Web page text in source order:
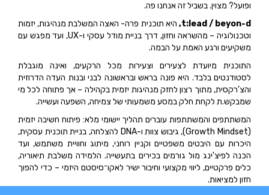
ופועל? מצוין. בשביל זה אנחנו פה.
t:lead / beyon-d
, היא תוכנית פרה- האצה המשלבת מנהיגות, יזמות
וטכנולוגיה – מהשראה וחזון, דרך בניית מודל עסקי ו-UX, ועד מפגש עם
משקיעים ורגע האמת על הבמה.
התוכנית מיועדת לצעירים וצעירות מכל הרקעים, ואינה מוגבלת
לסטודנטים בלבד. היא פונה בראש ובראשונה לבני ובנות העדה הדרוזית
והצ'רקסית, מתוך רצון לחזק מנהיגות יזמית בקהילה – אך פתוחה לכל מי
שמבקש.ת לקחת חלק במסע משמעותי של צמיחה, השפעה ועשייה.
המשתתפים והמשתתפות עוברים תהליך יישומי מלא: פיתוח חשיבה יזמית
(Growth Mindset), גיבוש צוות ו-DNA להצלחה, בניית תוכנית עסקית,
היכרות עם היבטים משפטיים וקניין רוחני, מיתוג וחוויית משתמש, ועד
הכנה לפיצ'ינג מול גורמים בכירים בתעשייה. הלמידה משלבת תיאוריה,
כלים פרקטיים, ליווי מקצועי וחיבור ישיר לאקו־סיסטם היזמי – כדי להפוך
חזון למציאות.